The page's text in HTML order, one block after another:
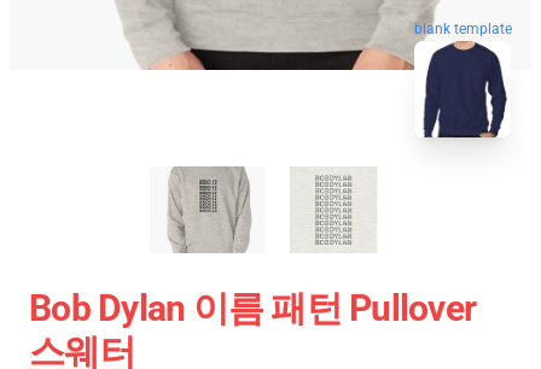
blank template
Bob Dylan 이름 패턴 Pullover
스웨터